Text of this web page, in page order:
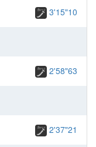
3'15"10
2'58"63
2'37"21